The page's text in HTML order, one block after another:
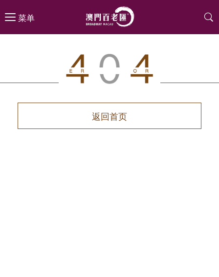
菜单
返回首页